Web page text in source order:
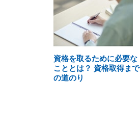
資格を取るために必要な
こととは？ 資格取得まで
の道のり